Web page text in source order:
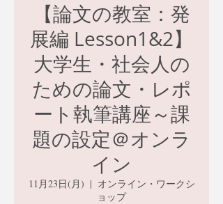
【論文の教室：発
展編 Lesson1&2】
大学生・社会人の
ための論文・レポ
ート執筆講座～課
題の設定＠オンラ
イン
11月23日(月)
  |
オンライン・ワークシ
ョップ